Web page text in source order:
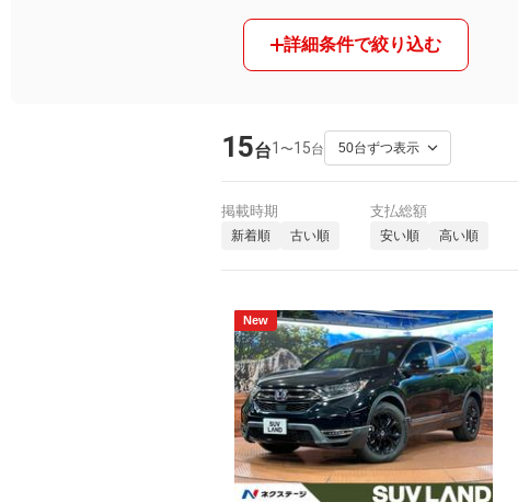
詳細条件で絞り込む
15台1 〜15台
掲載時期
新着順 古い順
支払総額
安い順 高い順
New